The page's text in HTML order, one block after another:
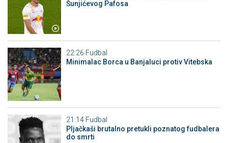
Šunjićevog Pafosa
22:26 Fudbal
Minimalac Borca u Banjaluci protiv Vitebska
21:14 Fudbal
Pljačkaši brutalno pretukli poznatog fudbalera
do smrti